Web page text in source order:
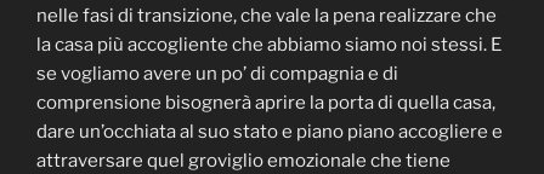
nelle fasi di transizione, che vale la pena realizzare che
la casa più accogliente che abbiamo siamo noi stessi. E
se vogliamo avere un po’ di compagnia e di
comprensione bisognerà aprire la porta di quella casa,
dare un’occhiata al suo stato e piano piano accogliere e
attraversare quel groviglio emozionale che tiene